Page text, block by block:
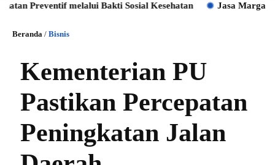
melalui Bakti Sosial Kesehatan Jasa Marga Sabet Dua
Beranda / Bisnis
Kementerian PU
Pastikan Percepatan
Peningkatan Jalan